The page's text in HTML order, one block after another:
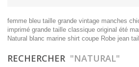
femme bleu taille grande vintage manches
imprimé grande taille classique original été
Natural blanc marine shirt coupe Robe jean
RECHERCHER "NATURAL"